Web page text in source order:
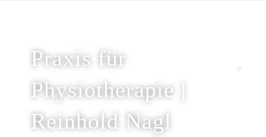
Praxis für
Physiotherapie |
Reinhold Nagl